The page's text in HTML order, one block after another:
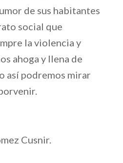
de sus habitantes
social que
la violencia y
ahoga y llena de
así podremos mirar
Cusnir.